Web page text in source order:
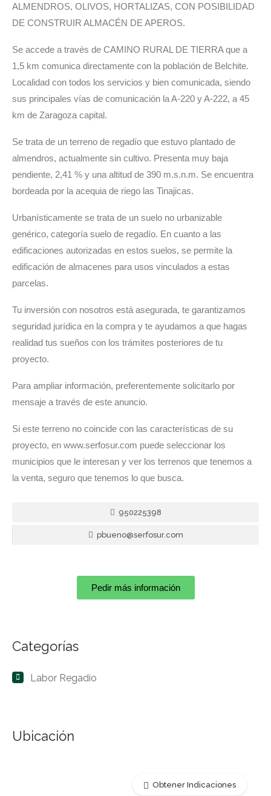
ALMENDROS, OLIVOS, HORTALIZAS, CON POSIBILIDAD
DE CONSTRUIR ALMACÉN DE APEROS.
Se accede a través de CAMINO RURAL DE TIERRA que a
1,5 km comunica directamente con la población de Belchite.
Localidad con todos los servicios y bien comunicada, siendo
sus principales vías de comunicación la A-220 y A-222, a 45
km de Zaragoza capital.
Se trata de un terreno de regadío que estuvo plantado de
almendros, actualmente sin cultivo. Presenta muy baja
pendiente, 2,41 % y una altitud de 390 m.s.n.m. Se encuentra
bordeada por la acequia de riego las Tinajicas.
Urbanísticamente se trata de un suelo no urbanizable
genérico, categoría suelo de regadío. En cuanto a las
edificaciones autorizadas en estos suelos, se permite la
edificación de almacenes para usos vinculados a estas
parcelas.
Tu inversión con nosotros está asegurada, te garantizamos
seguridad jurídica en la compra y te ayudamos a que hagas
realidad tus sueños con los trámites posteriores de tu
proyecto.
Para ampliar información, preferentemente solicitarlo por
mensaje a través de este anuncio.
Si este terreno no coincide con las características de su
proyecto, en www.serfosur.com puede seleccionar los
municipios que le interesan y ver los terrenos que tenemos a
la venta, seguro que tenemos lo que busca.
950225398
pbueno@serfosur.com
Pedir más información
Categorías
Labor Regadío
Ubicación
Obtener Indicaciones